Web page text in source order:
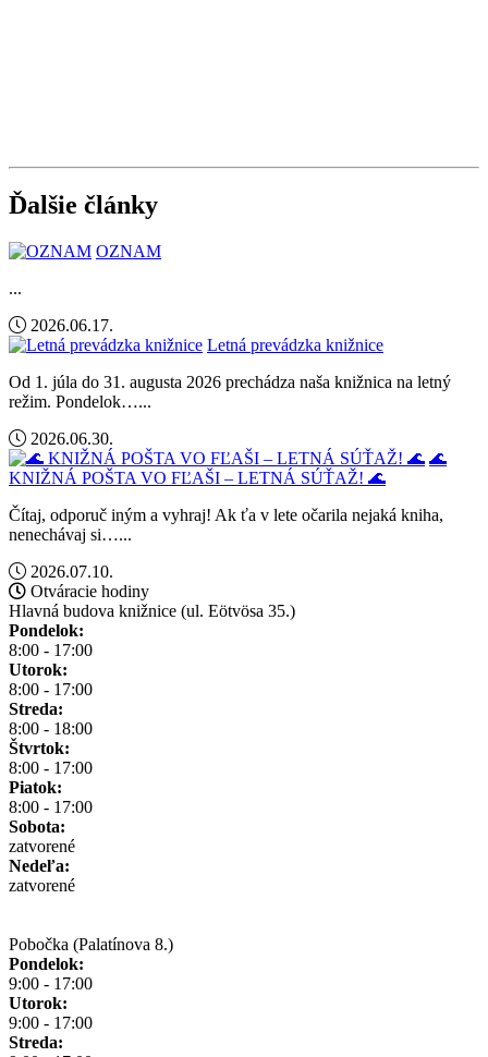
Ďalšie články
OZNAM
...
2026.06.17.
Letná prevádzka knižnice
Od 1. júla do 31. augusta 2026 prechádza naša knižnica na letný
režim. Pondelok…...
2026.06.30.
🌊
KNIŽNÁ POŠTA VO FĽAŠI – LETNÁ SÚŤAŽ! 🌊
Čítaj, odporuč iným a vyhraj! Ak ťa v lete očarila nejaká kniha,
nenechávaj si…...
2026.07.10.
Otváracie hodiny
Hlavná budova knižnice (ul. Eötvösa 35.)
Pondelok:
8:00 - 17:00
Utorok:
8:00 - 17:00
Streda:
8:00 - 18:00
Štvrtok:
8:00 - 17:00
Piatok:
8:00 - 17:00
Sobota:
zatvorené
Nedeľa:
zatvorené
Pobočka (Palatínova 8.)
Pondelok:
9:00 - 17:00
Utorok:
9:00 - 17:00
Streda: